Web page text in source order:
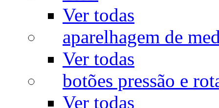
Ver todas
aparelhagem de
Ver todas
botões pressão e
Ver todas